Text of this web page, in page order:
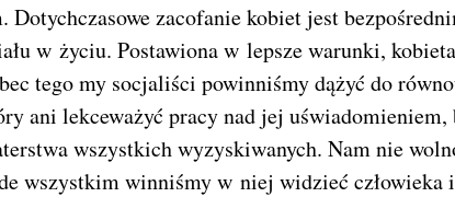
zacofanie kobiet jest
w życiu. Postawiona w lepsze warunki,
tego my socjaliści powinniśmy dążyć do
ani lekceważyć pracy nad jej uświadomieniem,
wszystkich wyzyskiwanych. Nam nie
wszystkim winniśmy w niej widzieć człowieka